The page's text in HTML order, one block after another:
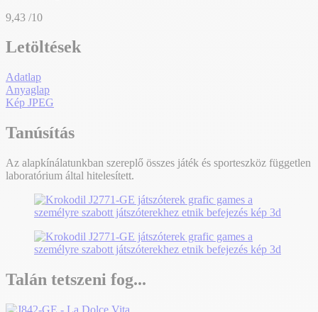
9,43 /10
Letöltések
Adatlap
Anyaglap
Kép JPEG
Tanúsítás
Az alapkínálatunkban szereplő összes játék és sporteszköz független
laboratórium által hitelesített.
Talán tetszeni fog...